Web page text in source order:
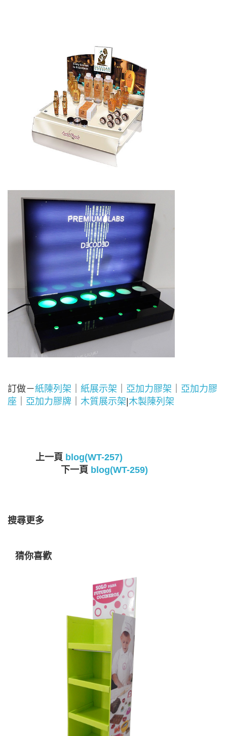
訂做－紙陳列架 紙展示架 亞加力膠架
亞加力膠
座
亞加力膠牌 木質展示架 木製陳列架
上一頁 blog(WT-257)
下一頁 blog(WT-259)
搜尋更多
猜你喜歡